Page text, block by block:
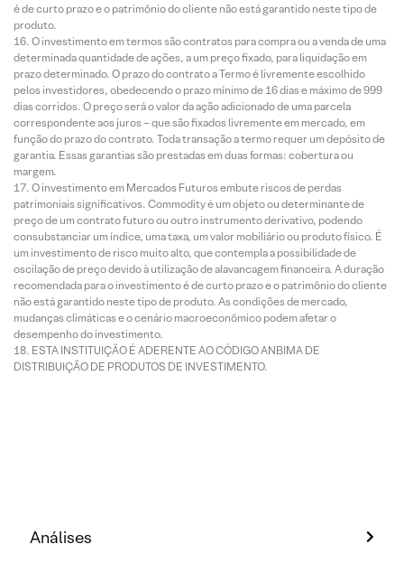
é de curto prazo e o patrimônio do cliente não está garantido neste tipo de
produto.
O investimento em termos são contratos para compra ou a venda de uma
determinada quantidade de ações, a um preço fixado, para liquidação em
prazo determinado. O prazo do contrato a Termo é livremente escolhido
pelos investidores, obedecendo o prazo mínimo de 16 dias e máximo de 999
dias corridos. O preço será o valor da ação adicionado de uma parcela
correspondente aos juros – que são fixados livremente em mercado, em
função do prazo do contrato. Toda transação a termo requer um depósito de
garantia. Essas garantias são prestadas em duas formas: cobertura ou
margem.
O investimento em Mercados Futuros embute riscos de perdas
patrimoniais significativos. Commodity é um objeto ou determinante de
preço de um contrato futuro ou outro instrumento derivativo, podendo
consubstanciar um índice, uma taxa, um valor mobiliário ou produto físico. É
um investimento de risco muito alto, que contempla a possibilidade de
oscilação de preço devido à utilização de alavancagem financeira. A duração
recomendada para o investimento é de curto prazo e o patrimônio do cliente
não está garantido neste tipo de produto. As condições de mercado,
mudanças climáticas e o cenário macroeconômico podem afetar o
desempenho do investimento.
ESTA INSTITUIÇÃO É ADERENTE AO CÓDIGO ANBIMA DE
DISTRIBUIÇÃO DE PRODUTOS DE INVESTIMENTO.
Análises